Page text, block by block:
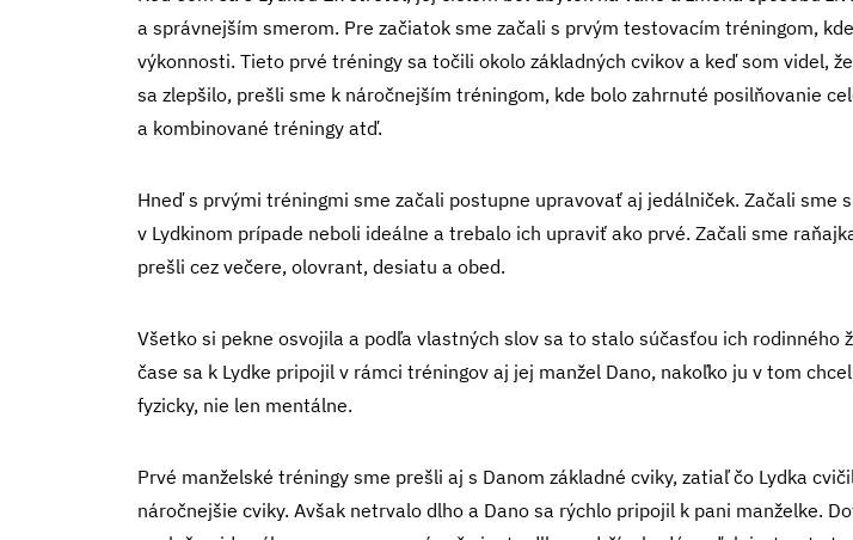
a správnejším smerom. Pre začiatok sme začali s prvým testovacím tréningom,
výkonnosti. Tieto prvé tréningy sa točili okolo základných cvikov a keď som videl,
sa zlepšilo, prešli sme k náročnejším tréningom, kde bolo zahrnuté posilňovanie
a kombinované tréningy atď.
Hneď s prvými tréningmi sme začali postupne upravovať aj jedálniček. Začali sme
v Lydkinom prípade neboli ideálne a trebalo ich upraviť ako prvé. Začali sme
prešli cez večere, olovrant, desiatu a obed.
Všetko si pekne osvojila a podľa vlastných slov sa to stalo súčasťou ich rodinného
čase sa k Lydke pripojil v rámci tréningov aj jej manžel Dano, nakoľko ju v tom
fyzicky, nie len mentálne.
Prvé manželské tréningy sme prešli aj s Danom základné cviky, zatiaľ čo Lydka
náročnejšie cviky. Avšak netrvalo dlho a Dano sa rýchlo pripojil k pani manželke.